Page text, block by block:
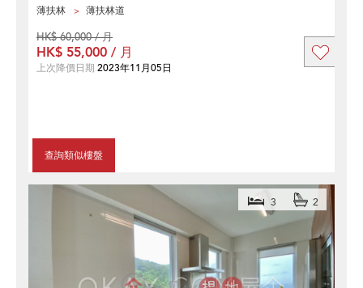
薄扶林 薄扶林道
查詢類似樓盤
HK$ 60,000 / 月
HK$ 55,000 / 月
上次降價日期 2023年11月05日
3 2